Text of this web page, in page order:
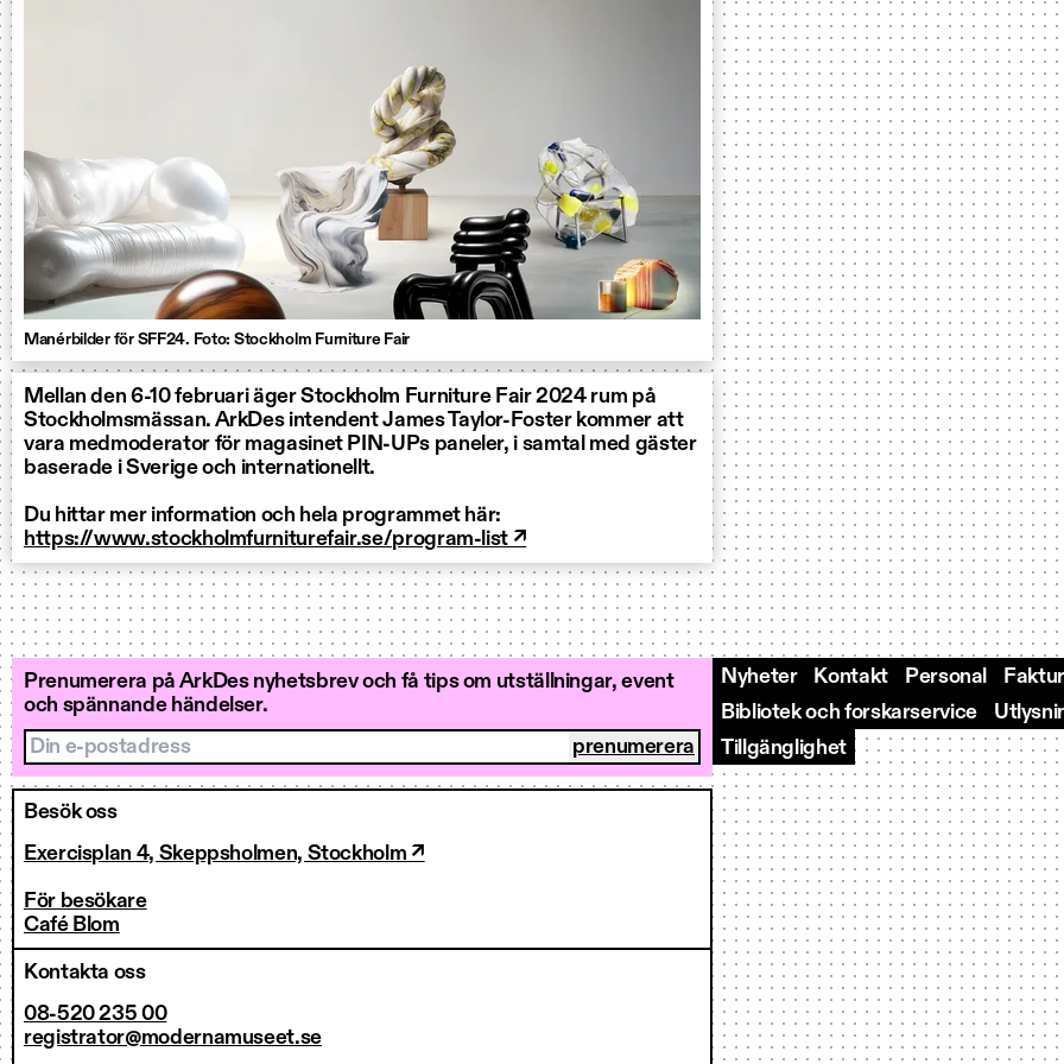
Manérbilder för SFF24. Foto: Stockholm Furniture Fair
Mellan den 6-10 februari äger Stockholm Furniture Fair 2024 rum på
Stockholmsmässan. ArkDes intendent James Taylor-Foster kommer att
vara medmoderator för magasinet PIN-UPs paneler, i samtal med gäster
baserade i Sverige och internationellt.
Du hittar mer information och hela programmet här:
https://www.stockholmfurniturefair.se/program-list ↗
Prenumerera på ArkDes nyhetsbrev och få tips om utställningar, event
och spännande händelser.
Din e-postadress
Besök oss
Exercisplan 4, Skeppsholmen, Stockholm ↗
För besökare
Café Blom
Kontakta oss
08-520 235 00
registrator@modernamuseet.se
Nyheter Kontakt Personal
Bibliotek och forskarservice
Tillgänglighet